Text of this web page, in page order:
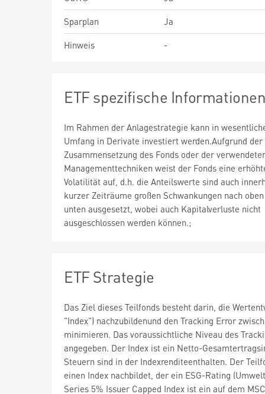
Sparplan
Ja
Hinweis
-
ETF spezifische
Im Rahmen der Anlagestrategie kann in
Umfang in Derivate investiert werden.Aufgrund der
Zusammensetzung des Fonds oder der
Managementtechniken weist der Fonds eine
Volatilität auf, d.h. die Anteilswerte sind auch
kurzer Zeiträume großen Schwankungen nach
unten ausgesetzt, wobei auch Kapitalverluste nicht
ausgeschlossen werden können.;
ETF Strategie
Das Ziel dieses Teilfonds besteht darin, die
"Index") nachzubildenund den Tracking Error
minimieren. Das voraussichtliche Niveau des
angegeben. Der Index ist ein Netto-
Steuern sind in der Indexrenditeenthalten. Der
einen Index nachbildet, der ein ESG-Rating
Series 5% Issuer Capped Index ist ein auf dem